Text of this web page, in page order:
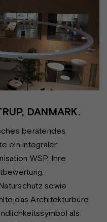
DANMARK.
beratendes
ein integraler
WSP. Ihre
sowie
das Architekturbüro
als